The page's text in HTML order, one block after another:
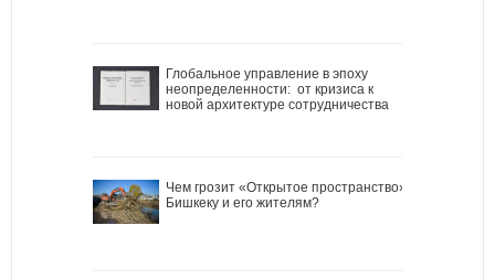
Глобальное управление в эпоху
неопределенности: от кризиса к
новой архитектуре сотрудничества
Чем грозит «Открытое пространство»
Бишкеку и его жителям?